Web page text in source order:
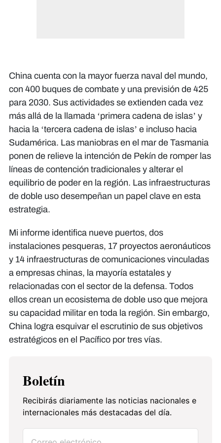
China cuenta con la mayor fuerza naval del mundo,
con 400 buques de combate y una previsión de 425
para 2030. Sus actividades se extienden cada vez
más allá de la llamada ‘primera cadena de islas’ y
hacia la ‘tercera cadena de islas’ e incluso hacia
Sudamérica. Las maniobras en el mar de Tasmania
ponen de relieve la intención de Pekín de romper las
líneas de contención tradicionales y alterar el
equilibrio de poder en la región. Las infraestructuras
de doble uso desempeñan un papel clave en esta
estrategia.
Mi informe identifica nueve puertos, dos
instalaciones pesqueras, 17 proyectos aeronáuticos
y 14 infraestructuras de comunicaciones vinculadas
a empresas chinas, la mayoría estatales y
relacionadas con el sector de la defensa. Todos
ellos crean un ecosistema de doble uso que mejora
su capacidad militar en toda la región. Sin embargo,
China logra esquivar el escrutinio de sus objetivos
estratégicos en el Pacífico por tres vías.
Boletín
Recibirás diariamente las noticias nacionales e
internacionales más destacadas del día.